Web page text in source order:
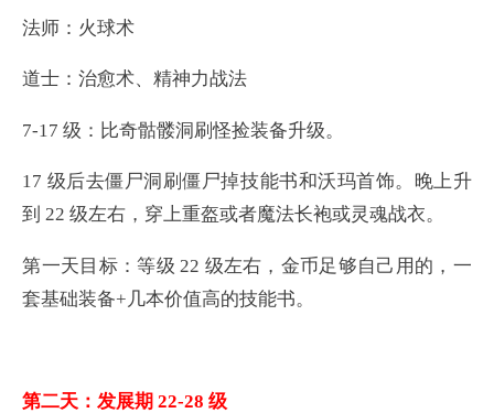
法师：火球术
道士：治愈术、精神力战法
7-17 级：比奇骷髅洞刷怪捡装备升级。
17 级后去僵尸洞刷僵尸掉技能书和沃玛首饰。晚上升
到 22 级左右，穿上重盔或者魔法长袍或灵魂战衣。
第一天目标：等级 22 级左右，金币足够自己用的，一
套基础装备+几本价值高的技能书。
第二天：发展期 22-28 级